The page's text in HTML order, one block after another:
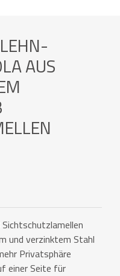
AUS
und verzinktem Stahl
Privatsphäre
einer Seite für